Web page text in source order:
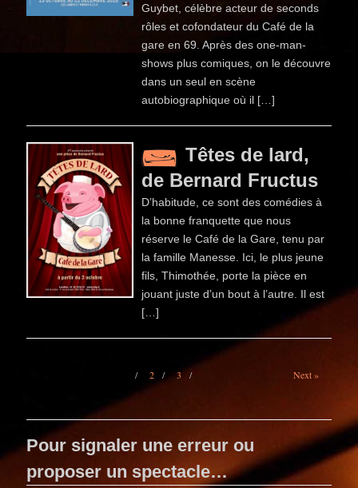
Guybet, célèbre acteur de seconds
rôles et cofondateur du Café de la
gare en 69. Après des one-man-
shows plus comiques, on le découvre
dans un seul en scène
autobiographique où il […]
Têtes de lard,
de Bernard Fructus
D’habitude, ce sont des comédies à
la bonne franquette que nous
réserve le Café de la Gare, tenu par
la famille Manesse. Ici, le plus jeune
fils, Thimothée, porte la pièce en
jouant juste d’un bout à l’autre. Il est
[…]
2 3 Next »
Pour signaler une erreur ou
proposer un spectacle…